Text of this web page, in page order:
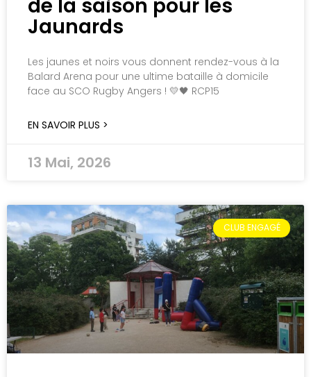
de la saison pour les
Jaunards
Les jaunes et noirs vous donnent rendez-vous à la
Balard Arena pour une ultime bataille à domicile
face au SCO Rugby Angers ! 💛🖤 RCP15
EN SAVOIR PLUS >
13 Mai, 2026
CLUB ENGAGÉ